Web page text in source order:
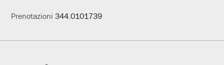
Prenotazioni344.0101739